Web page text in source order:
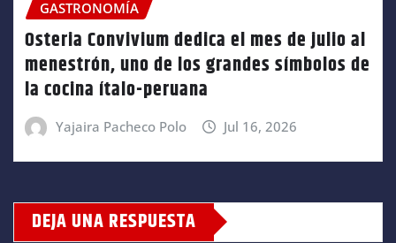
GASTRONOMÍA
Osteria Convivium dedica el mes de julio al
menestrón, uno de los grandes símbolos de
la cocina ítalo-peruana
Yajaira Pacheco Polo Jul 16, 2026
DEJA UNA RESPUESTA